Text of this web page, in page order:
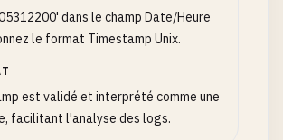
dans le champ Date/Heure
le format Timestamp Unix.
est validé et interprété comme une
facilitant l'analyse des logs.